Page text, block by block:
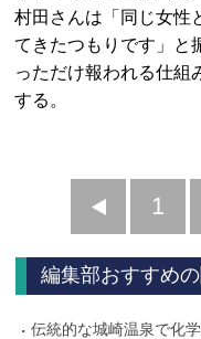
村田さんは「同じ女性
てきたつもりです」と
っただけ報われる仕組
する。
前
へ
1
編集部おすすめ
伝統的な城崎温泉で化